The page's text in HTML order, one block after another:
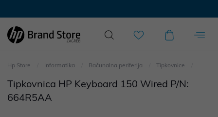
Hp Store Informatika Računalna periferija Tipkovnice
Tipkovnica HP Keyboard 150 Wired P/N:
664R5AA